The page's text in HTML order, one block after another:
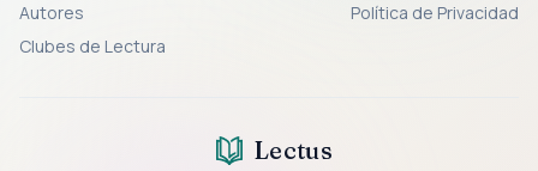
Autores
Clubes de Lectura
Política de Privacidad
Lectus